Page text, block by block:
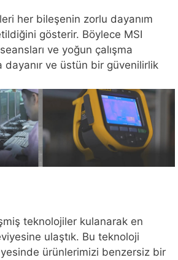
her bileşenin zorlu dayanım
gösterir. Böylece MSI
ve yoğun çalışma
dayanır ve üstün bir güvenilirlik
teknolojiler kulanarak en
ulaştık. Bu teknoloji
ürünlerimizi benzersiz bir